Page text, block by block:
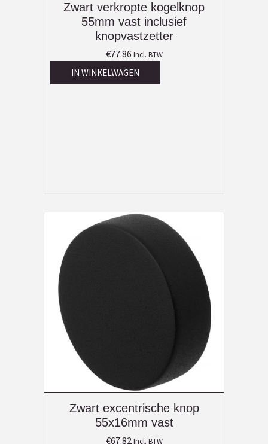
Zwart verkropte kogelknop
55mm vast inclusief
knopvastzetter
€77.86 Incl. BTW
IN WINKELWAGEN
Zwart excentrische knop
55x16mm vast
€67.82 Incl. BTW